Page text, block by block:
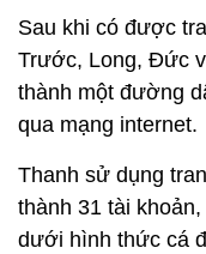
Sau khi có được
Trước, Long, Đức
thành một đường
qua mạng internet.
Thanh sử dụng
thành 31 tài
dưới hình thức cá